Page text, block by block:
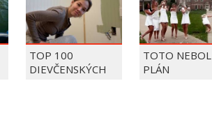
TOP 100
DIEVČENSKÝCH
TOTO NEBOL
PLÁN